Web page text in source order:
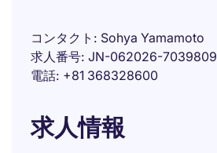
コンタクト
Sohya Yamamoto
求人番号 JN-062026-7039809
電話 +81 368328600
求人情報